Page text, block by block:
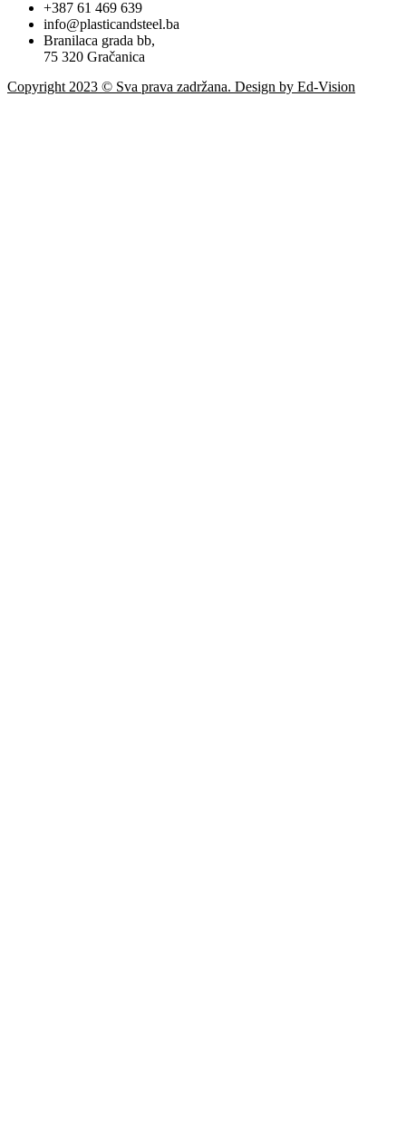
+387 61 469 639
info@plasticandsteel.ba
Branilaca grada bb,
75 320 Gračanica
Copyright 2023 © Sva prava zadržana. Design by Ed-Vision